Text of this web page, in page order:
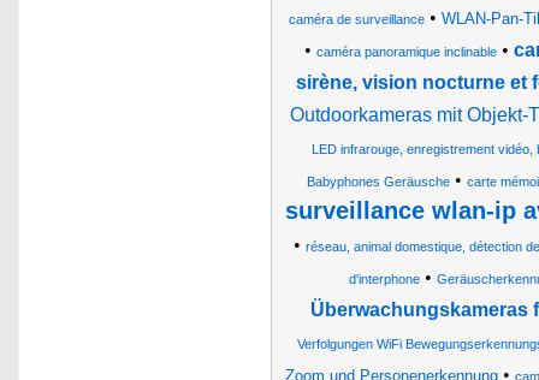
caméra de surveillance • WLAN-Pan-
• caméra panoramique inclinable •
sirène, vision nocturne et
Outdoorkameras mit Objekt-
LED infrarouge, enregistrement vidéo,
Babyphones Geräusche• carte
surveillance wlan-ip
• réseau, animal domestique, détection
d'interphone •
Überwachungskameras
Verfolgungen WiFi
Zoom und Personenerkennung•